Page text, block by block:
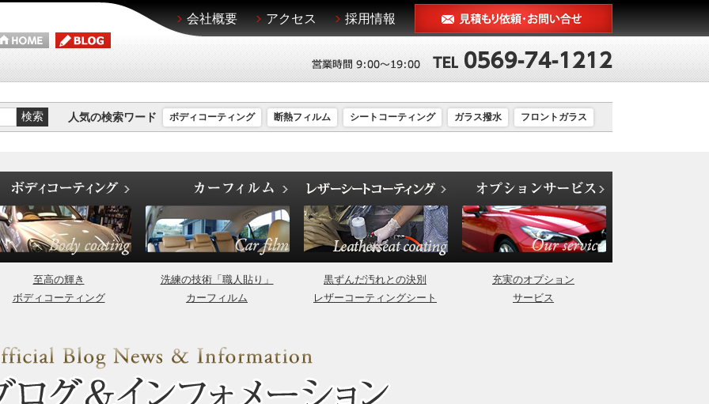
会社概要 アクセス 採用情報
人気の検索ワード ボディコーティング 断熱フィルム シートコーティング ガラス撥水 フロントガラス
至高の輝き
ボディコーティング
洗練の技術「職人貼り」
カーフィルム
黒ずんだ汚れとの決別
レザーコーティングシート
充実のオプション
サービス